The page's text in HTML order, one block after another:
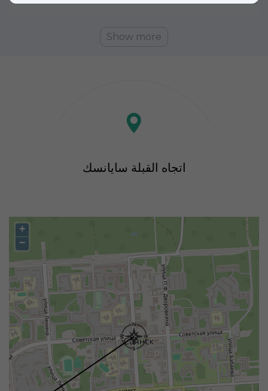
Show more
اتجاه القبلة سايانسك
+
−